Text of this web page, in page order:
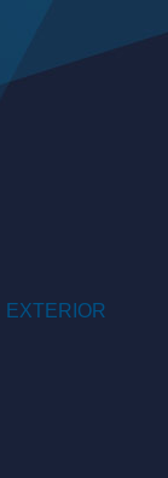
EXTERIOR